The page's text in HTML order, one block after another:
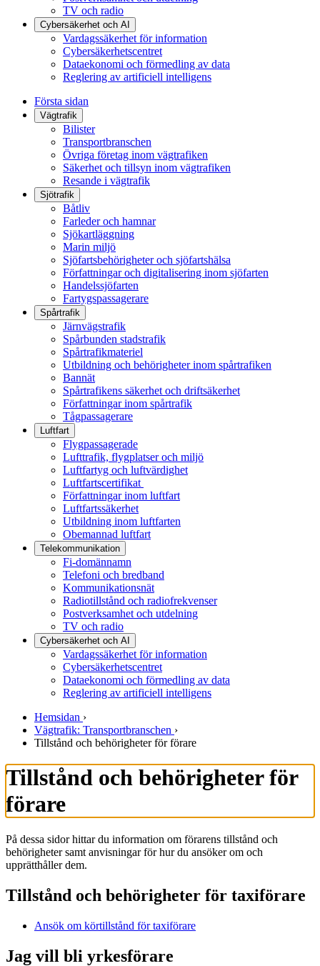
TV och radio
Cybersäkerhet och AI
Vardagssäkerhet för information
Cybersäkerhetscentret
Dataekonomi och förmedling av data
Reglering av artificiell intelligens
Första sidan
Vägtrafik
Bilister
Transportbranschen
Övriga företag inom vägtrafiken
Säkerhet och tillsyn inom vägtrafiken
Resande i vägtrafik
Sjötrafik
Båtliv
Farleder och hamnar
Sjökartläggning
Marin miljö
Sjöfartsbehörigheter och sjöfartshälsa
Författningar och digitalisering inom sjöfarten
Handelssjöfarten
Fartygspassagerare
Spårtrafik
Järnvägstrafik
Spårbunden stadstrafik
Spårtrafikmateriel
Utbildning och behörigheter inom spårtrafiken
Bannät
Spårtrafikens säkerhet och driftsäkerhet
Författningar inom spårtrafik
Tågpassagerare
Luftfart
Flygpassagerade
Lufttrafik, flygplatser och miljö
Luftfartyg och luftvärdighet
Luftfartscertifikat
Författningar inom luftfart
Luftfartssäkerhet
Utbildning inom luftfarten
Obemannad luftfart
Telekommunikation
Fi-domännamn
Telefoni och bredband
Kommunikationsnät
Radiotillstånd och radiofrekvenser
Postverksamhet och utdelning
TV och radio
Cybersäkerhet och AI
Vardagssäkerhet för information
Cybersäkerhetscentret
Dataekonomi och förmedling av data
Reglering av artificiell intelligens
Hemsidan ›
Vägtrafik: Transportbranschen ›
Tillstånd och behörigheter för förare
Tillstånd och behörigheter för
förare
På dessa sidor hittar du information om förarens tillstånd och
behörigheter samt anvisningar för hur du ansöker om och
upprätthåller dem.
Tillstånd och behörigheter för taxiförare
Ansök om körtillstånd för taxiförare
Jag vill bli yrkesförare